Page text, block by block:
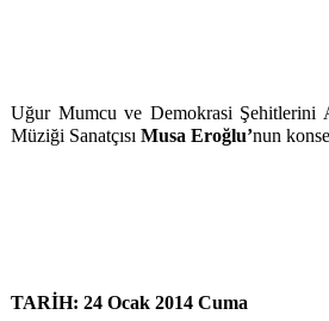
Uğur Mumcu ve Demokrasi Şehitlerini
Müziği Sanatçısı Musa Eroğlu’nun
TARİH: 24 Ocak 2014 Cuma